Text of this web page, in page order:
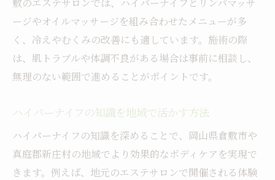
ージやオイルマッサージを組み合わせたメニューが多
く、冷えやむくみの改善にも適しています。施術の際
は、肌トラブルや体調不良がある場合は事前に相談し、
無理のない範囲で進めることがポイントです。
ハイパーナイフの知識を地域で活かす方法
ハイパーナイフの知識を深めることで、岡山県倉敷市や
真庭郡新庄村の地域でより効果的なボディケアを実現で
きます。例えば、地元のエステサロンで開催される体験